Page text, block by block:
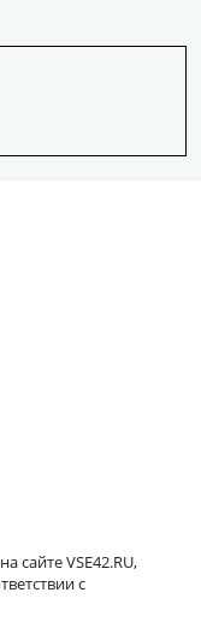
сайте VSE42.RU,
с